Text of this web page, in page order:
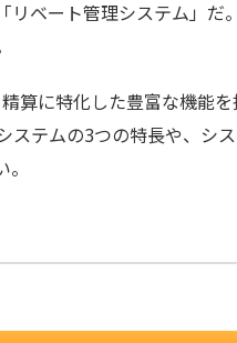
ベート管理システム」だ
に特化した豊富な機能
テムの3つの特長や、シ